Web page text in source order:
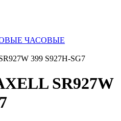
ЧАСОВЫЕ
399 S927H-SG7
SR927W